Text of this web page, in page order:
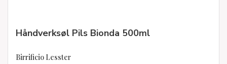
Håndverksøl Pils Bionda 500ml
Birrificio Lesster